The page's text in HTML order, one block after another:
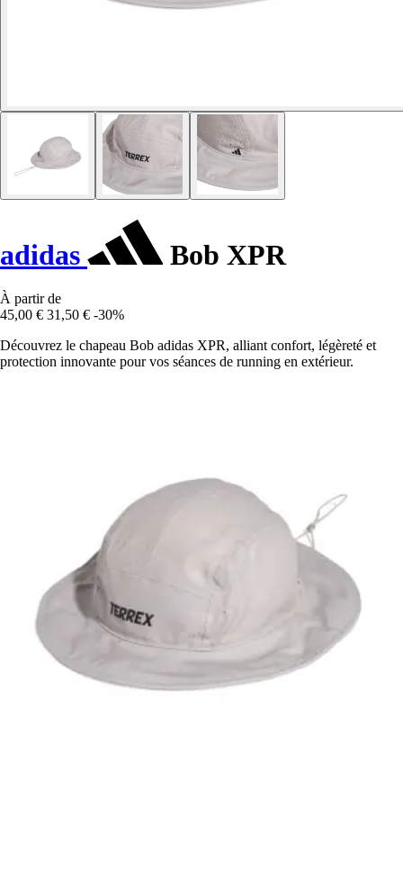
adidas Bob XPR
À partir de
45,00 € 31,50 € -30%
Découvrez le chapeau Bob adidas XPR, alliant confort, légèreté et
protection innovante pour vos séances de running en extérieur.